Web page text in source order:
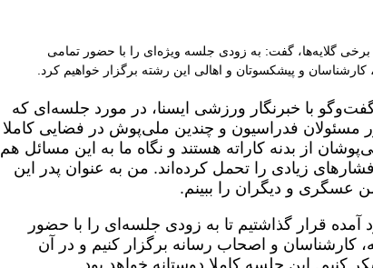
گلایه‌ها، گفت: به زودی جلسه ویژه‌ای را با حضور تمامی
و پیشکسوتان و اهالی این رشته برگزار خواهیم کرد.
با خبرنگار ورزشی ایسنا، در مورد جلسه‌ای که
فدراسیون و چندین ملی‌پوش در فضایی کاملا
از بدنه کاراته هستند و نگاه ما به این مسائل هم
زیادی را تحمل کرده‌اند. من به عنوان پدر این
عسگری و دیگران را ببینم.
قرار گذاشتیم تا به زودی جلسه‌ای را با حضور
کارشناسان و اصحاب رسانه برگزار کنیم و در آن